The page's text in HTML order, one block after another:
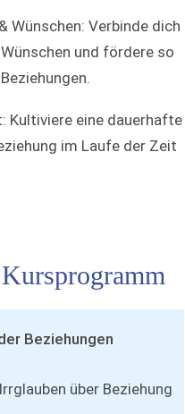
Wünschen: Verbinde dich
und fördere so
Kultiviere eine dauerhafte
im Laufe der Zeit
Beziehungen
über Beziehung